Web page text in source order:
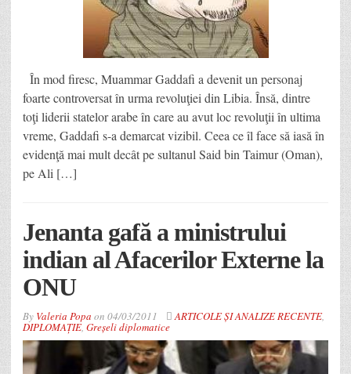
În mod firesc, Muammar Gaddafi a devenit un personaj
foarte controversat în urma revoluţiei din Libia. Însă, dintre
toţi liderii statelor arabe în care au avut loc revoluţii în ultima
vreme, Gaddafi s-a demarcat vizibil. Ceea ce îl face să iasă în
evidenţă mai mult decât pe sultanul Said bin Taimur (Oman),
pe Ali […]
Jenanta gafă a ministrului
indian al Afacerilor Externe la
ONU
By Valeria Popa on 04/03/2011 ARTICOLE ȘI ANALIZE RECENTE,
DIPLOMAȚIE, Greșeli diplomatice